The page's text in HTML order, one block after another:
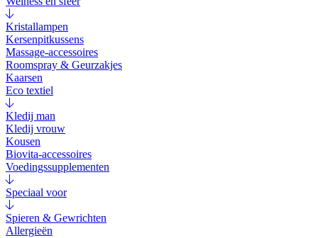
Kristallampen
Kersenpitkussens
Massage-accessoires
Roomspray & Geurzakjes
Kaarsen
Eco textiel
Kledij man
Kledij vrouw
Kousen
Biovita-accessoires
Voedingssupplementen
Speciaal voor
Spieren & Gewrichten
Allergieën